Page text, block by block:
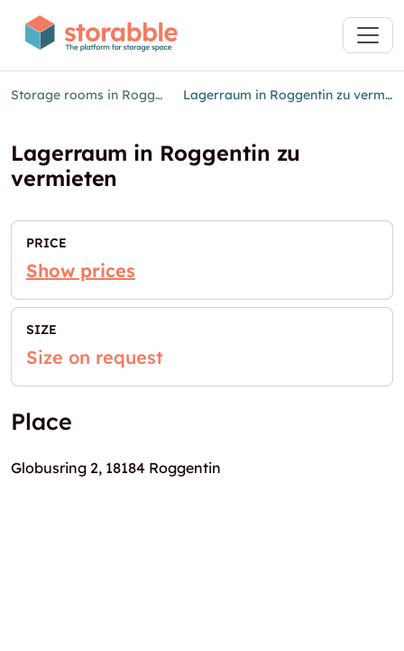
Storage rooms in Roggentin Lagerraum in Roggentin zu vermieten
Lagerraum in Roggentin zu
vermieten
PRICE
Show prices
SIZE
Size on request
Place
Globusring 2, 18184 Roggentin